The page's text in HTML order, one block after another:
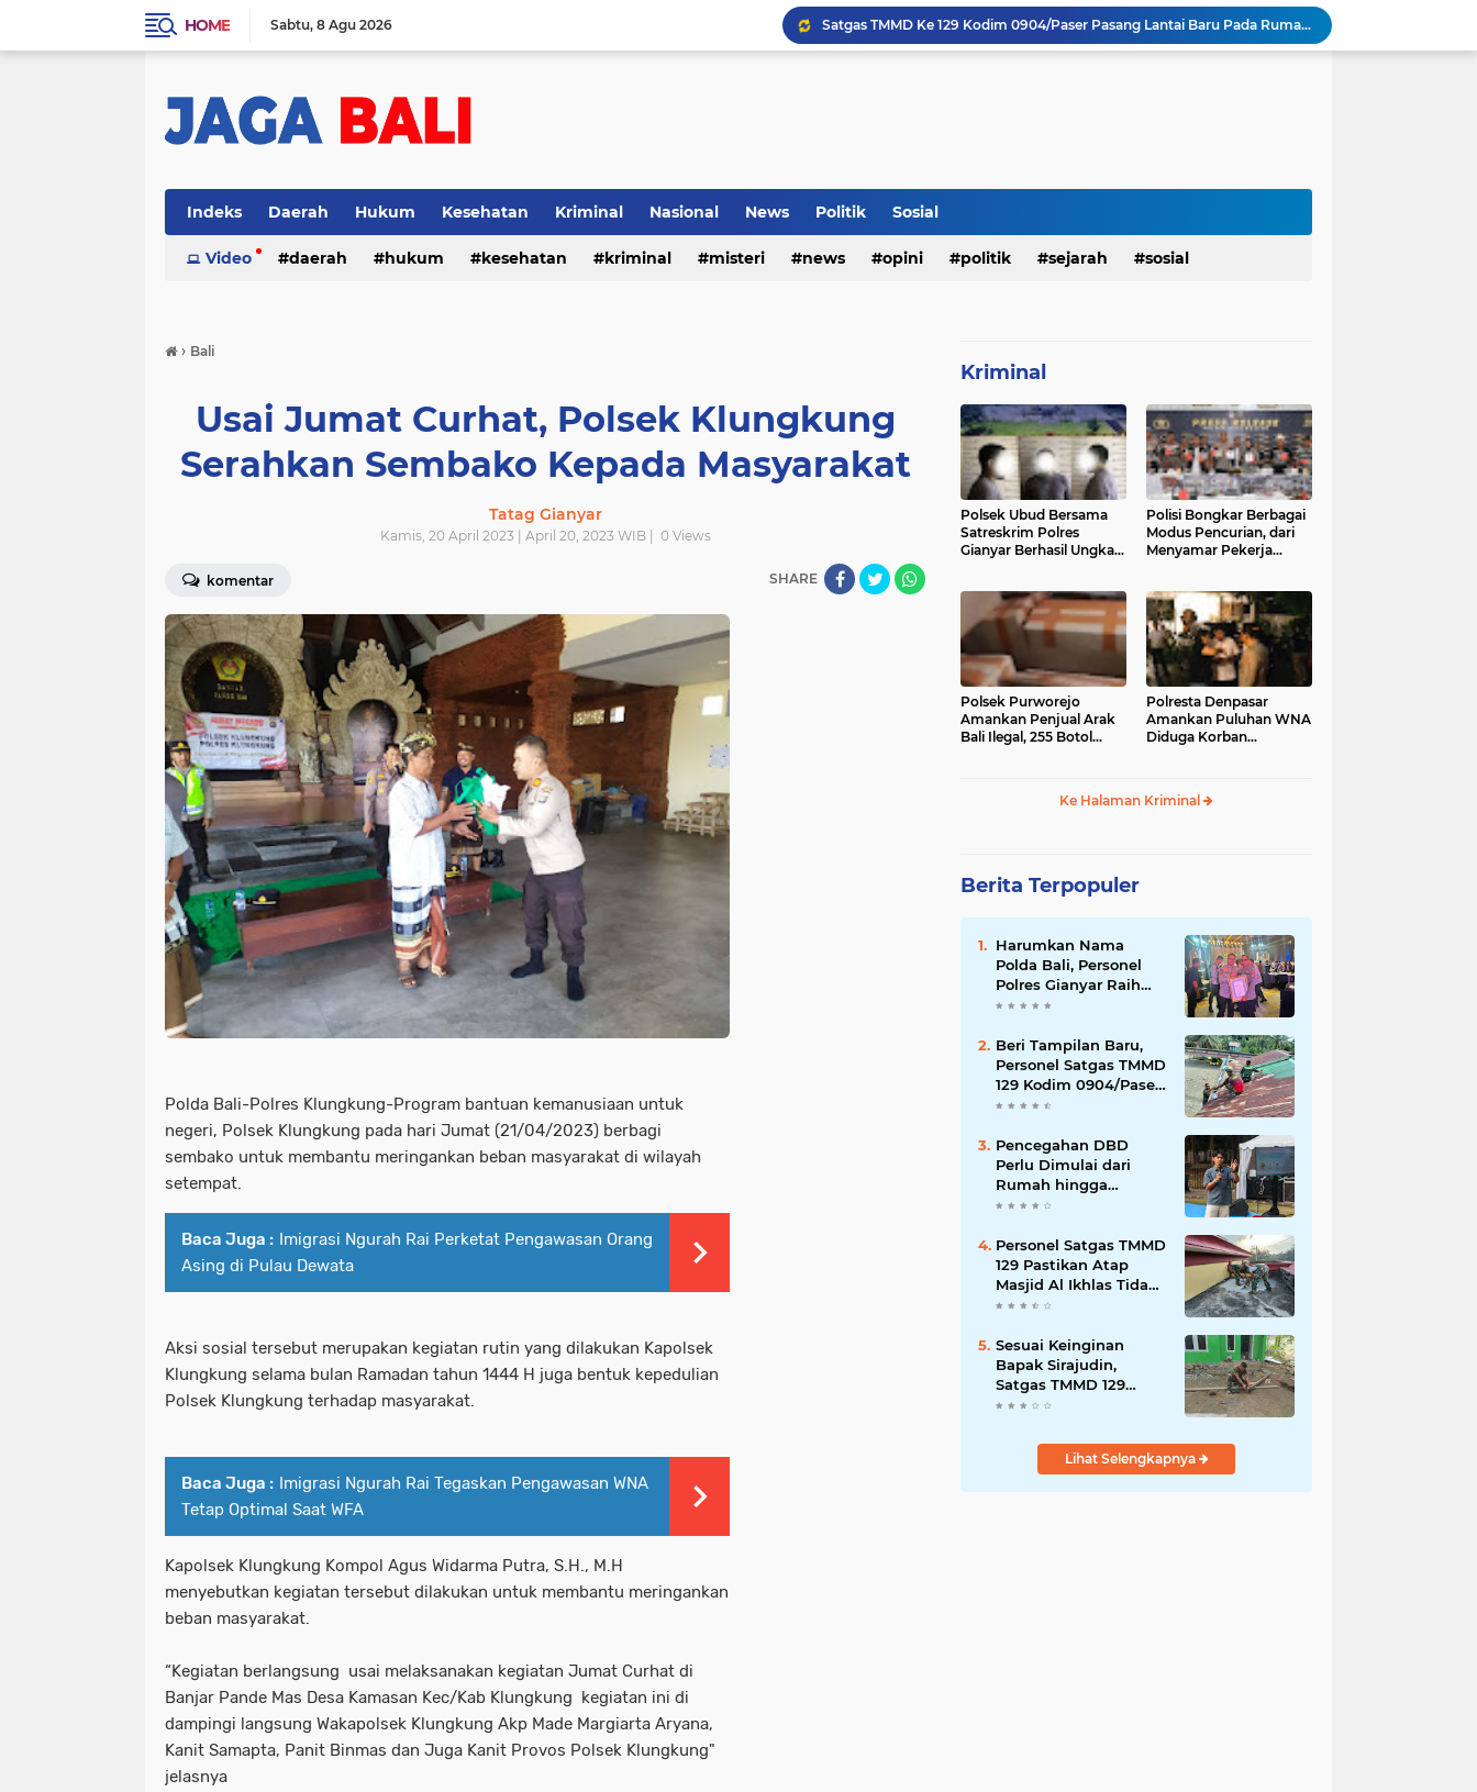
HOME Sabtu 8 Agu 2026
TMMD Ke 129 Kodim 0904/Paser Terima Kunjungan Dari Tim Wasev Mabesad
Personel Satgas TMMD 129 Kodim 0904/Paser Ciptakan Lingkungan Bersih
Voli Menjadi Pengisi Waktu Luang Personel TMMD 129 Pada Sore Hari
Indeks Daerah Hukum Kesehatan Kriminal Nasional News Politik Sosial
Video daerah hukum kesehatan kriminal misteri news opini politik sejarah sosial
› Bali
Usai Jumat Curhat, Polsek Klungkung
Serahkan Sembako Kepada Masyarakat
Tatag Gianyar
Kamis, 20 April 2023 | April 20, 2023 WIB | 0Views
komentar SHARE
Polda Bali-Polres Klungkung-Program bantuan kemanusiaan untuk
negeri, Polsek Klungkung pada hari Jumat (21/04/2023) berbagi
sembako untuk membantu meringankan beban masyarakat di wilayah
setempat.
Baca Juga : Imigrasi Ngurah Rai Perketat Pengawasan Orang
Asing di Pulau Dewata
Aksi sosial tersebut merupakan kegiatan rutin yang dilakukan Kapolsek
Klungkung selama bulan Ramadan tahun 1444 H juga bentuk kepedulian
Polsek Klungkung terhadap masyarakat.
Baca Juga : Imigrasi Ngurah Rai Tegaskan Pengawasan WNA
Tetap Optimal Saat WFA
Kapolsek Klungkung Kompol Agus Widarma Putra, S.H., M.H
menyebutkan kegiatan tersebut dilakukan untuk membantu meringankan
beban masyarakat.
“Kegiatan berlangsung usai melaksanakan kegiatan Jumat Curhat di
Banjar Pande Mas Desa Kamasan Kec/Kab Klungkung kegiatan ini di
dampingi langsung Wakapolsek Klungkung Akp Made Margiarta Aryana,
Kanit Samapta, Panit Binmas dan Juga Kanit Provos Polsek Klungkung"
jelasnya
Kriminal
Polsek Ubud Bersama
Satreskrim Polres
Gianyar Berhasil Ungkap
Polisi Bongkar Berbagai
Modus Pencurian, dari
Menyamar Pekerja
Polsek Purworejo
Amankan Penjual Arak
Bali Ilegal, 255 Botol
Polresta Denpasar
Amankan Puluhan WNA
Diduga Korban
Ke Halaman Kriminal
Berita Terpopuler
Harumkan Nama
Polda Bali, Personel
Polres Gianyar Raih
Penghargaan
Beri Tampilan Baru,
Personel Satgas TMMD
129 Kodim 0904/Paser
Cat Atap Rumah
Pencegahan DBD
Perlu Dimulai dari
Rumah hingga
Lingkungan Sekolah
Personel Satgas TMMD
129 Pastikan Atap
Masjid Al Ikhlas Tidak
Bocor Lagi
Sesuai Keinginan
Bapak Sirajudin,
Satgas TMMD 129
Ubah Tampilan
Lihat Selengkapnya